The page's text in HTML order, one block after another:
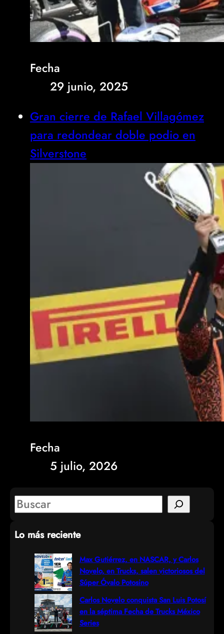
Fecha
29 junio, 2025
Gran cierre de Rafael Villagómez
para redondear doble podio en
Silverstone
Fecha
5 julio, 2026
S
a
Lo más reciente
Max Gutiérrez, en NASCAR, y Carlos
Novelo, en Trucks, salen victoriosos del
Súper Óvalo Potosino
Carlos Novelo conquista San Luis Potosí
en la séptima Fecha de Trucks México
Series